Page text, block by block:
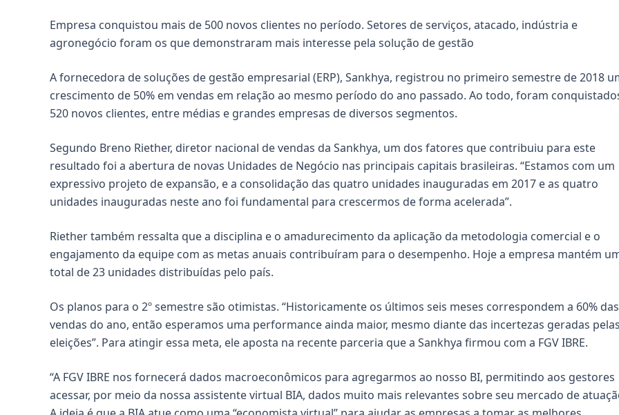
Empresa conquistou mais de 500 novos clientes no período. Setores de serviços, atacado, indústria e
agronegócio foram os que demonstraram mais interesse pela solução de gestão
A fornecedora de soluções de gestão empresarial (ERP), Sankhya, registrou no primeiro semestre de 2018
crescimento de 50% em vendas em relação ao mesmo período do ano passado. Ao todo, foram
520 novos clientes, entre médias e grandes empresas de diversos segmentos.
Segundo Breno Riether, diretor nacional de vendas da Sankhya, um dos fatores que contribuiu para este
resultado foi a abertura de novas Unidades de Negócio nas principais capitais brasileiras. “Estamos com um
expressivo projeto de expansão, e a consolidação das quatro unidades inauguradas em 2017 e as quatro
unidades inauguradas neste ano foi fundamental para crescermos de forma acelerada”.
Riether também ressalta que a disciplina e o amadurecimento da aplicação da metodologia comercial e o
engajamento da equipe com as metas anuais contribuíram para o desempenho. Hoje a empresa mantém
total de 23 unidades distribuídas pelo país.
Os planos para o 2º semestre são otimistas. “Historicamente os últimos seis meses correspondem a 60% das
vendas do ano, então esperamos uma performance ainda maior, mesmo diante das incertezas geradas pelas
eleições”. Para atingir essa meta, ele aposta na recente parceria que a Sankhya firmou com a FGV IBRE.
“A FGV IBRE nos fornecerá dados macroeconômicos para agregarmos ao nosso BI, permitindo aos gestores
acessar, por meio da nossa assistente virtual BIA, dados muito mais relevantes sobre seu mercado de